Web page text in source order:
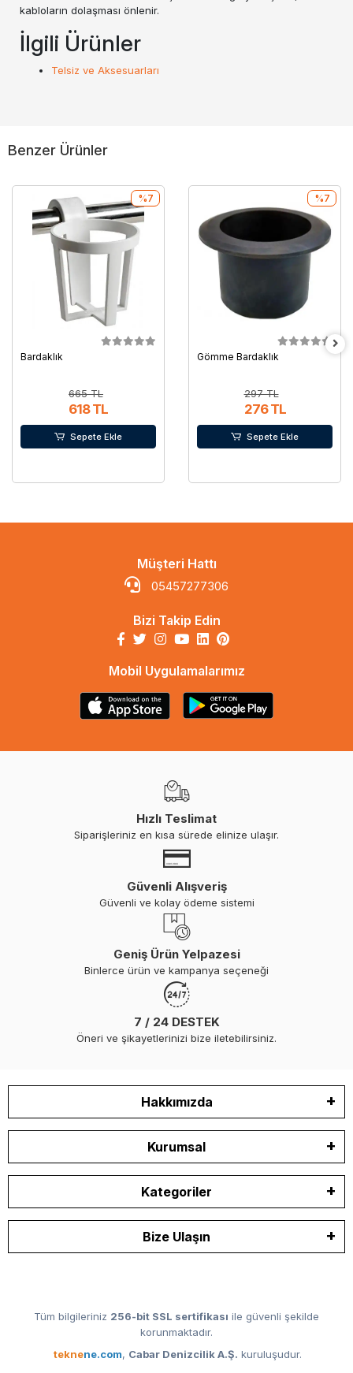
kabloların dolaşması önlenir.
İlgili Ürünler
Telsiz ve Aksesuarları
Benzer Ürünler
Bardaklık
665 TL
618 TL
%7
Sepete Ekle
Gömme Bardaklık
297 TL
276 TL
%7
Sepete Ekle
Müşteri Hattı
05457277306
Bizi Takip Edin
Mobil Uygulamalarımız
Hızlı Teslimat
Siparişleriniz en kısa sürede elinize ulaşır.
Güvenli Alışveriş
Güvenli ve kolay ödeme sistemi
Geniş Ürün Yelpazesi
Binlerce ürün ve kampanya seçeneği
7 / 24 DESTEK
Öneri ve şikayetlerinizi bize iletebilirsiniz.
Hakkımızda
Kurumsal
Kategoriler
Bize Ulaşın
Tüm bilgileriniz 256-bit SSL sertifikası ile güvenli şekilde
korunmaktadır.
teknene.com, Cabar Denizcilik A.Ş. kuruluşudur.